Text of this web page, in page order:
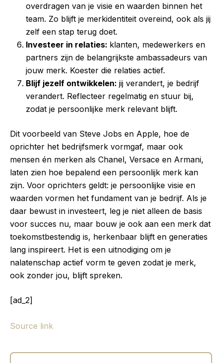
overdragen van je visie en waarden binnen het
team. Zo blijft je merkidentiteit overeind, ook als jij
zelf een stap terug doet.
Investeer in relaties: klanten, medewerkers en
partners zijn de belangrijkste ambassadeurs van
jouw merk. Koester die relaties actief.
Blijf jezelf ontwikkelen: jij verandert, je bedrijf
verandert. Reflecteer regelmatig en stuur bij,
zodat je persoonlijke merk relevant blijft.
Dit voorbeeld van Steve Jobs en Apple, hoe de
oprichter het bedrijfsmerk vormgaf, maar ook
mensen én merken als Chanel, Versace en Armani,
laten zien hoe bepalend een persoonlijk merk kan
zijn. Voor oprichters geldt: je persoonlijke visie en
waarden vormen het fundament van je bedrijf. Als je
daar bewust in investeert, leg je niet alleen de basis
voor succes nu, maar bouw je ook aan een merk dat
toekomstbestendig is, herkenbaar blijft en generaties
lang inspireert. Het is een uitnodiging om je
nalatenschap actief vorm te geven zodat je merk,
ook zonder jou, blijft spreken.
[ad_2]
Source link